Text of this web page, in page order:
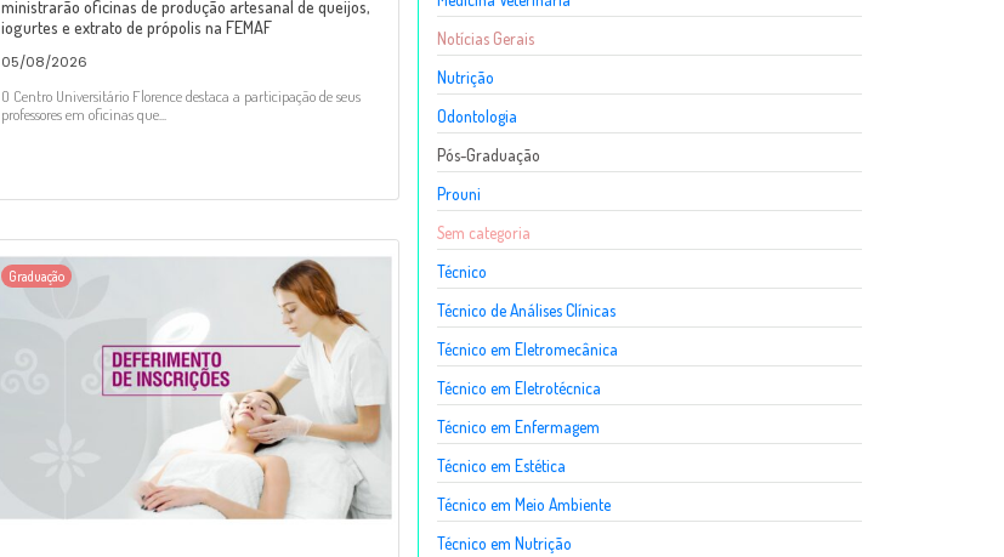
ministrarão oficinas de produção artesanal de queijos,
iogurtes e extrato de própolis na FEMAF
05/08/2026
O Centro Universitário Florence destaca a participação de seus
professores em oficinas que...
Graduação
Notícias Gerais
Nutrição
Odontologia
Pós-Graduação
Prouni
Sem categoria
Técnico
Técnico de Análises Clínicas
Técnico em Eletromecânica
Técnico em Eletrotécnica
Técnico em Enfermagem
Técnico em Estética
Técnico em Meio Ambiente
Técnico em Nutrição